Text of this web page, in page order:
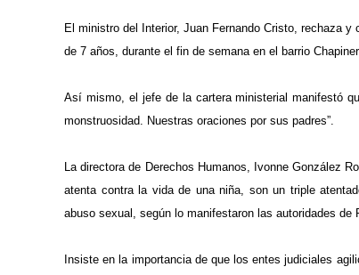
El ministro del Interior, Juan Fernando Cristo, rechaza
de 7 años, durante el fin de semana en el barrio
Así mismo, el jefe de la cartera ministerial manifestó
monstruosidad. Nuestras oraciones por sus padres”.
La directora de Derechos Humanos, Ivonne González
atenta contra la vida de una niña, son un triple
abuso sexual, según lo manifestaron las autoridades de
Insiste en la importancia de que los entes judiciales